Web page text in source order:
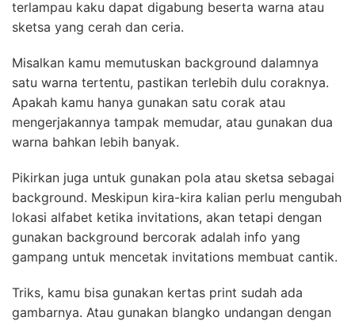
terlampau kaku dapat digabung beserta warna atau
sketsa yang cerah dan ceria.
Misalkan kamu memutuskan background dalamnya
satu warna tertentu, pastikan terlebih dulu coraknya.
Apakah kamu hanya gunakan satu corak atau
mengerjakannya tampak memudar, atau gunakan dua
warna bahkan lebih banyak.
Pikirkan juga untuk gunakan pola atau sketsa sebagai
background. Meskipun kira-kira kalian perlu mengubah
lokasi alfabet ketika invitations, akan tetapi dengan
gunakan background bercorak adalah info yang
gampang untuk mencetak invitations membuat cantik.
Triks, kamu bisa gunakan kertas print sudah ada
gambarnya. Atau gunakan blangko undangan dengan